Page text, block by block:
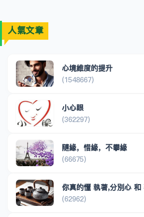
人氣文章
心境維度的提升
(1548667)
小心眼
(362297)
隨緣，惜緣，不攀緣
(66675)
你真的懂 執著,分別心 和
(62962)